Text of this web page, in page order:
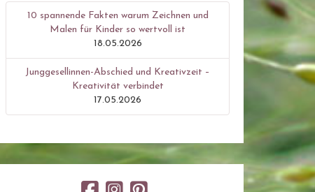
10 spannende Fakten warum Zeichnen und
Malen für Kinder so wertvoll ist
18.05.2026
Junggesellinnen-Abschied und Kreativzeit –
Kreativität verbindet
17.05.2026